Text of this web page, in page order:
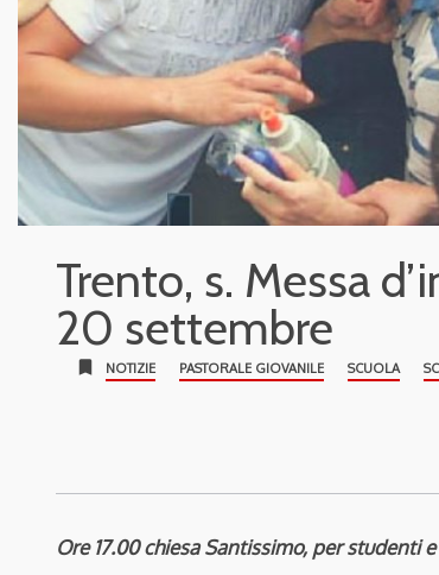
Trento, s. Messa
20 settembre
bookmark NOTIZIE PASTORALE GIOVANILE SCUOLA
Ore 17.00 chiesa Santissimo, per studenti